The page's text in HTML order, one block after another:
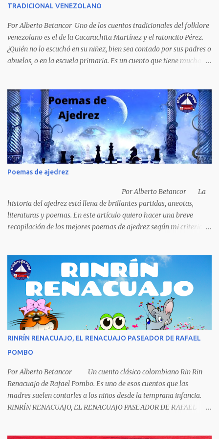
porque refleja los males del poder judicial y de la sociedad
venezolana, tráfico...
TRADICIONAL VENEZOLANO
Por Alberto Betancor Uno de los cuentos tradicionales del folklore
venezolano es el de la Cucarachita Martínez y el ratoncito Pérez.
¿Quién no lo escuchó en su niñez, bien sea contado por sus padres o
abuelos, o en la escuela primaria. Es un cuento que tiene muchas
hablaban, hace mucho, mucho tiempo, una Cucarachita llamada
Martínez que estaba barriendo el zaguán (porche) de su casa,
cuando vio algo que brillaba, se sorprendió y se emocionó al ver lo
que veían sus ojos, era un mediecito (moneda de cinco céntimos).
La recogió y se preguntó de quien sería, pero al ver que no era de
nadie se la guardó en el bolsillo y siguió barriendo y pensando que
podría comprar, pensó en comprar una casa, pero desecho la idea
porque ya tenía una casa, pensó en un carro (coche), pero desecho
la idea porque no sabía manejar (conducir) al final se le ocurrió
comprarse un vestido y...
Poemas de ajedrez
Por Alberto Betancor La
historia del ajedrez está llena de brillantes partidas, aneotas,
literaturas y poemas. En este artículo quiero hacer una breve
recopilación de los mejores poemas de ajedrez según mi criterio
Borges es uno de los grandes pensadores del Siglo XX, su obra
universal trasciende más allá del premio Nobel de Literatura que le
fue negado por razones políticas, pero como hombre de principios
y sabiendo que sus posturas ideológicas eran un óbice para
obtenerlo, prefirió sus principios que el Nobel. Jorg...
RINRÍN RENACUAJO, EL RENACUAJO PASEADOR DE RAFAEL
POMBO
Por Alberto Betancor Un cuento clásico colombiano Rin Rin
Renacuajo de Rafael Pombo. Es uno de esos cuentos que las
madres suelen contarles a los niños desde la temprana infancia.
RINRÍN RENACUAJO, EL RENACUAJO PASEADOR DE RAFAEL